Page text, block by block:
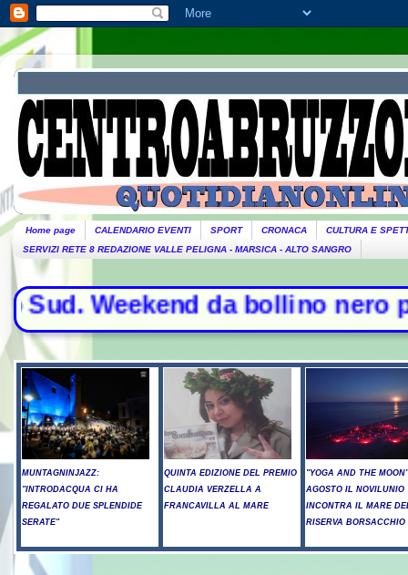
Home page CALENDARIO EVENTI SPORT CRONACA
CULTURA E
SERVIZI RETE 8 REDAZIONE VALLE PELIGNA - MARSICA - ALTO SANGRO
bollino nero per
MUNTAGNINJAZZ:
"INTRODACQUA CI HA
REGALATO DUE SPLENDIDE
SERATE"
QUINTA EDIZIONE DEL PREMIO
CLAUDIA VERZELLA A
FRANCAVILLA AL MARE
"YOGA AND THE
AGOSTO IL NOVILUNIO
INCONTRA IL MARE
RISERVA BORSACCHIO